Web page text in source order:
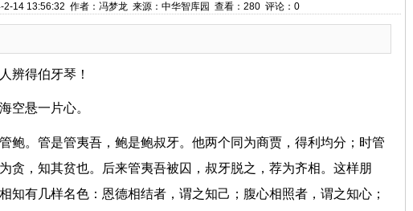
2-14 13:56:32 作者：冯梦龙 来源：中华智库园 查看： 280评论： 0
辨得伯牙琴！
空悬一片心。
鲍。管是管夷吾，鲍是鲍叔牙。他两个同为商贾，得利均分；时管
贪，知其贫也。后来管夷吾被囚，叔牙脱之，荐为齐相。这样朋
知有几样名色：恩德相结者，谓之知己；腹心相照者，谓之知心；